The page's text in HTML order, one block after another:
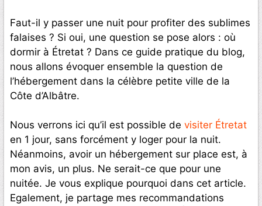
Faut-il y passer une nuit pour profiter des sublimes
falaises ? Si oui, une question se pose alors : où
dormir à Étretat ? Dans ce guide pratique du blog,
nous allons évoquer ensemble la question de
l’hébergement dans la célèbre petite ville de la
Côte d’Albâtre.
Nous verrons ici qu’il est possible de visiter Étretat
en 1 jour, sans forcément y loger pour la nuit.
Néanmoins, avoir un hébergement sur place est, à
mon avis, un plus. Ne serait-ce que pour une
nuitée. Je vous explique pourquoi dans cet article.
Egalement, je partage mes recommandations